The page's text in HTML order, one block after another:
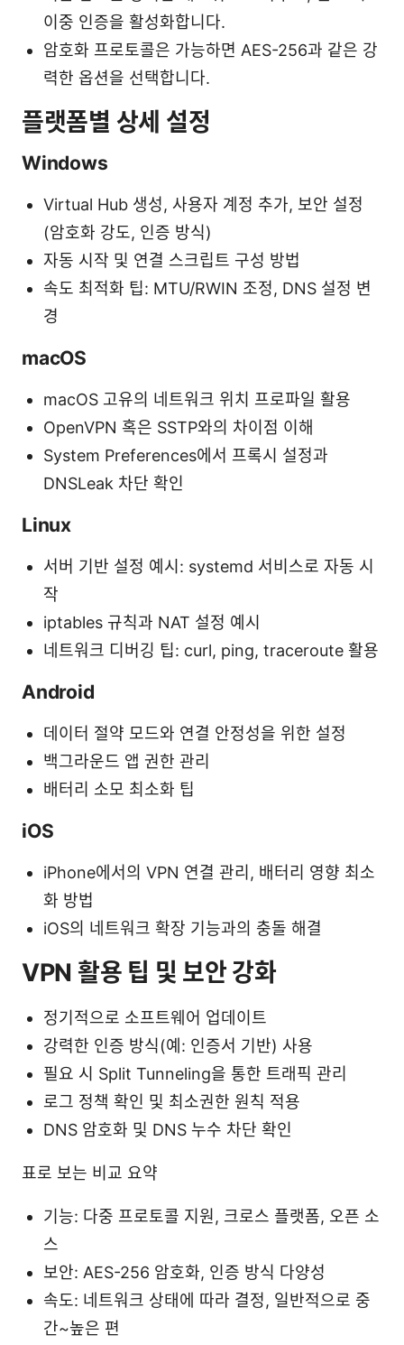
이중 인증을 활성화합니다.
암호화 프로토콜은 가능하면 AES-256과 같은 강
력한 옵션을 선택합니다.
플랫폼별 상세 설정
Windows
Virtual Hub 생성, 사용자 계정 추가, 보안 설정
(암호화 강도, 인증 방식)
자동 시작 및 연결 스크립트 구성 방법
속도 최적화 팁: MTU/RWIN 조정, DNS 설정 변
경
macOS
macOS 고유의 네트워크 위치 프로파일 활용
OpenVPN 혹은 SSTP와의 차이점 이해
System Preferences에서 프록시 설정과
DNSLeak 차단 확인
Linux
서버 기반 설정 예시: systemd 서비스로 자동 시
작
iptables 규칙과 NAT 설정 예시
네트워크 디버깅 팁: curl, ping, traceroute 활용
Android
데이터 절약 모드와 연결 안정성을 위한 설정
백그라운드 앱 권한 관리
배터리 소모 최소화 팁
iOS
iPhone에서의 VPN 연결 관리, 배터리 영향 최소
화 방법
iOS의 네트워크 확장 기능과의 충돌 해결
VPN 활용 팁 및 보안 강화
정기적으로 소프트웨어 업데이트
강력한 인증 방식(예: 인증서 기반) 사용
필요 시 Split Tunneling을 통한 트래픽 관리
로그 정책 확인 및 최소권한 원칙 적용
DNS 암호화 및 DNS 누수 차단 확인
표로 보는 비교 요약
기능: 다중 프로토콜 지원, 크로스 플랫폼, 오픈 소
스
보안: AES-256 암호화, 인증 방식 다양성
속도: 네트워크 상태에 따라 결정, 일반적으로 중
간~높은 편